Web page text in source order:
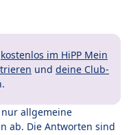
kostenlos im HiPP Mein
und deine Club-
allgemeine
ab. Die Antworten sind